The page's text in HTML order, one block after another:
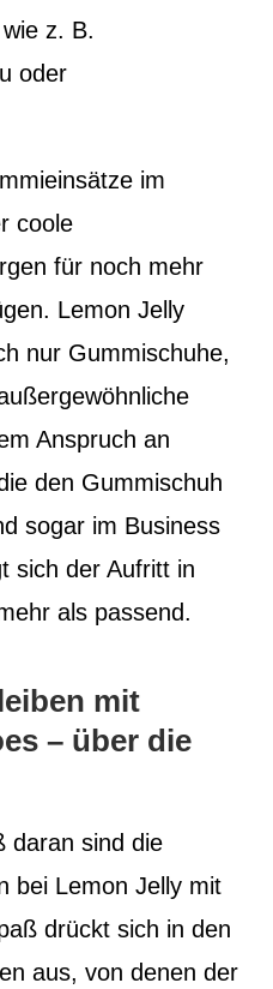
z. B.
oder
im
coole
für noch mehr
Lemon Jelly
nur Gummischuhe,
Anspruch an
den Gummischuh
sogar im Business
sich der Aufritt in
als passend.
mit
– über die
daran sind die
bei Lemon Jelly mit
drückt sich in den
aus, von denen der